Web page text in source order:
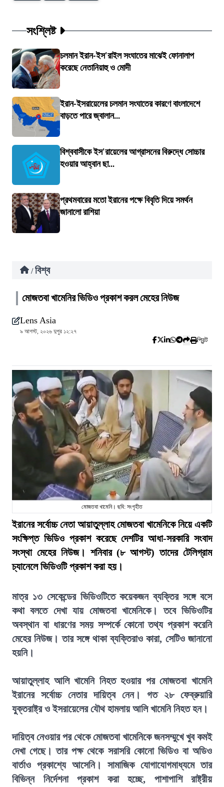
সংশ্লিষ্ট
চলমান ইরান-ইস'রাইল সংঘাতের মাঝেই ফোনালাপ
করেছে নেতানিয়াহু ও মোদী
ইরান-ইসরায়েলের চলমান সংঘাতের কারণে বাংলাদেশে
বাড়তে পারে জ্বালান...
বিশ্ববাসীকে ইস'রায়েলের আগ্রাসনের বিরুদ্ধে সোচ্চার
হওয়ার আহ্বান ছা...
প্রথমবারের মতো ইরানের পক্ষে বিবৃতি দিয়ে সমর্থন
জানালো রাশিয়া
/ বিশ্ব
মোজতবা খামেনির ভিডিও প্রকাশ করল মেহের নিউজ
Lens Asia
৯ আগস্ট, ২০২৬ দুপুর ১২:২৭
প্রিন্ট
মোজতবা খামেনি। ছবি: সংগৃহীত
ইরানের সর্বোচ্চ নেতা আয়াতুল্লাহ মোজতবা খামেনিকে নিয়ে একটি
সংক্ষিপ্ত ভিডিও প্রকাশ করেছে দেশটির আধা-সরকারি সংবাদ
সংস্থা মেহের নিউজ। শনিবার (৮ আগস্ট) তাদের টেলিগ্রাম
চ্যানেলে ভিডিওটি প্রকাশ করা হয়।
মাত্র ১৩ সেকেন্ডের ভিডিওটিতে কয়েকজন ব্যক্তির সঙ্গে বসে
কথা বলতে দেখা যায় মোজতবা খামেনিকে। তবে ভিডিওটির
অবস্থান বা ধারণের সময় সম্পর্কে কোনো তথ্য প্রকাশ করেনি
মেহের নিউজ। তার সঙ্গে থাকা ব্যক্তিরাও কারা, সেটিও জানানো
হয়নি।
আয়াতুল্লাহ আলি খামেনি নিহত হওয়ার পর মোজতবা খামেনি
ইরানের সর্বোচ্চ নেতার দায়িত্ব নেন। গত ২৮ ফেব্রুয়ারি
যুক্তরাষ্ট্র ও ইসরায়েলের যৌথ হামলায় আলি খামেনি নিহত হন।
দায়িত্ব নেওয়ার পর থেকে মোজতবা খামেনিকে জনসম্মুখে খুব কমই
দেখা গেছে। তার পক্ষ থেকে সরাসরি কোনো ভিডিও বা অডিও
বার্তাও প্রকাশ্যে আসেনি। সামাজিক যোগাযোগমাধ্যমে তার
বিভিন্ন নির্দেশনা প্রকাশ করা হচ্ছে, পাশাপাশি রাষ্ট্রীয়